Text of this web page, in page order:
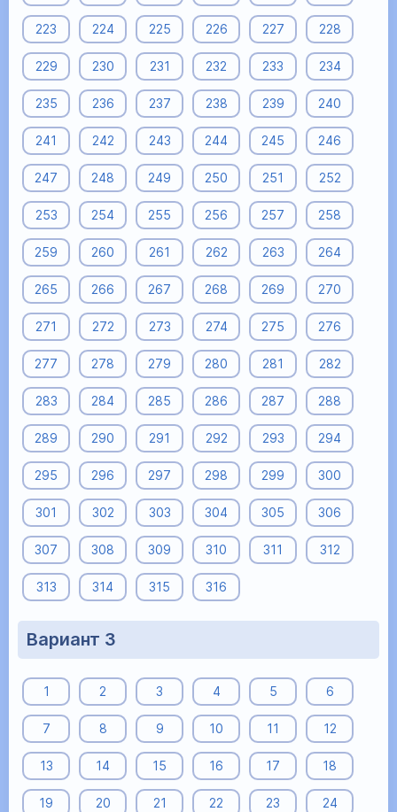
223 224 225 226 227 228
229 230 231 232 233 234
235 236 237 238 239 240
241 242 243 244 245 246
247 248 249 250 251 252
253 254 255 256 257 258
259 260 261 262 263 264
265 266 267 268 269 270
271 272 273 274 275 276
277 278 279 280 281 282
283 284 285 286 287 288
289 290 291 292 293 294
295 296 297 298 299 300
301 302 303 304 305 306
307 308 309 310 311 312
313 314 315 316
Вариант 3
1 2 3 4 5 6
7 8 9 10 11 12
13 14 15 16 17 18
19 20 21 22 23 24